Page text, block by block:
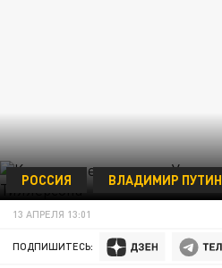
РОССИЯ ВЛАДИМИР ПУТИН
13 АПРЕЛЯ 13:01
ПОДПИШИТЕСЬ: